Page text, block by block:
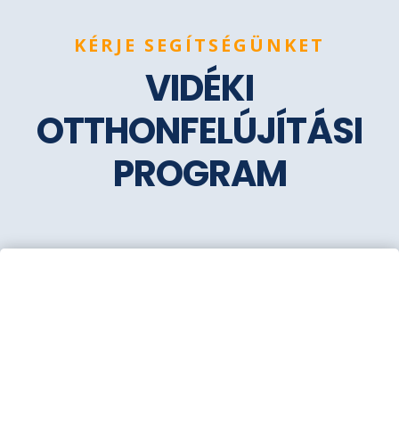
KÉRJE SEGÍTSÉGÜNKET
VIDÉKI
OTTHONFELÚJÍTÁSI
PROGRAM